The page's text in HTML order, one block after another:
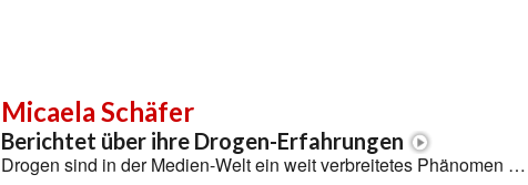
Micaela Schäfer
Berichtet über ihre Drogen-Erfahrungen
Drogen sind in der Medien-Welt ein weit verbreitetes Phänomen …